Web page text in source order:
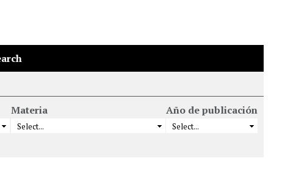
Materia Año de publicación